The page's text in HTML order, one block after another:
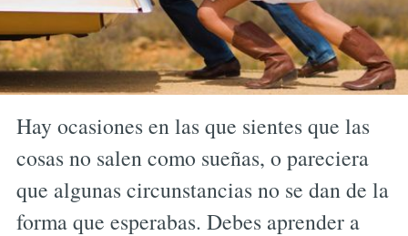
Hay ocasiones en las que sientes que las
cosas no salen como sueñas, o pareciera
que algunas circunstancias no se dan de la
forma que esperabas. Debes aprender a